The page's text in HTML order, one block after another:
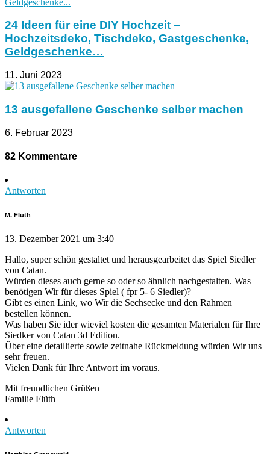
24 Ideen für eine DIY Hochzeit –
Hochzeitsdeko, Tischdeko, Gastgeschenke,
Geldgeschenke…
11. Juni 2023
13 ausgefallene Geschenke selber machen
6. Februar 2023
82 Kommentare
Antworten
M. Flüth
13. Dezember 2021 um 3:40
Hallo, super schön gestaltet und herausgearbeitet das Spiel Siedler
von Catan.
Würden dieses auch gerne so oder so ähnlich nachgestalten. Was
benötigen Wir für dieses Spiel ( fpr 5- 6 Siedler)?
Gibt es einen Link, wo Wir die Sechsecke und den Rahmen
bestellen können.
Was haben Sie ider wieviel kosten die gesamten Materialen für Ihre
Siedker von Catan 3d Edition.
Über eine detaillierte sowie zeitnahe Rückmeldung würden Wir uns
sehr freuen.
Vielen Dank für Ihre Antwort im voraus.
Mit freundlichen Grüßen
Familie Flüth
Antworten